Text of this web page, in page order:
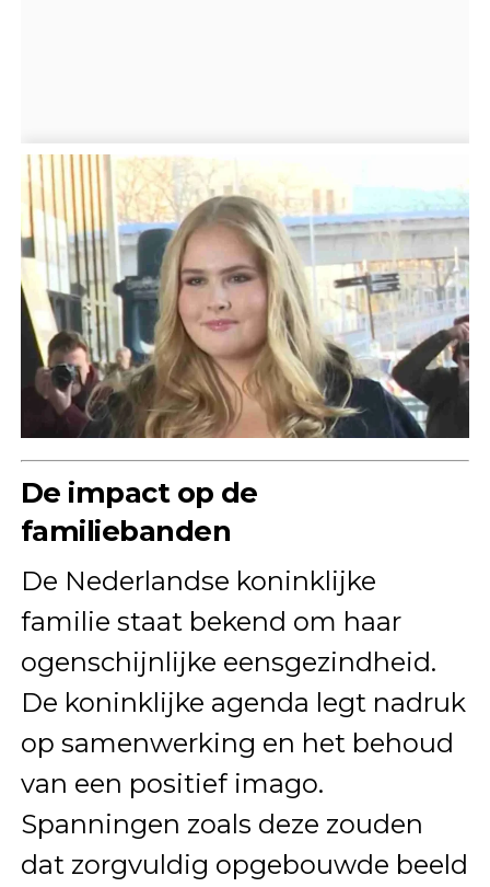
De impact op de
familiebanden
De Nederlandse koninklijke
familie staat bekend om haar
ogenschijnlijke eensgezindheid.
De koninklijke agenda legt nadruk
op samenwerking en het behoud
van een positief imago.
Spanningen zoals deze zouden
dat zorgvuldig opgebouwde beeld